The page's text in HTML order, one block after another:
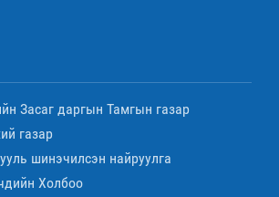
Засаг даргын Тамгын газар
газар
шинэчилсэн найруулга
Холбоо